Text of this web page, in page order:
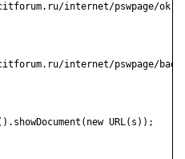
internet/pswpage/
internet/pswpage/
URL(s));